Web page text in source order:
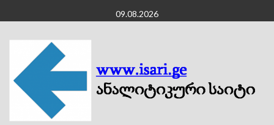
to
content
09.08.2026